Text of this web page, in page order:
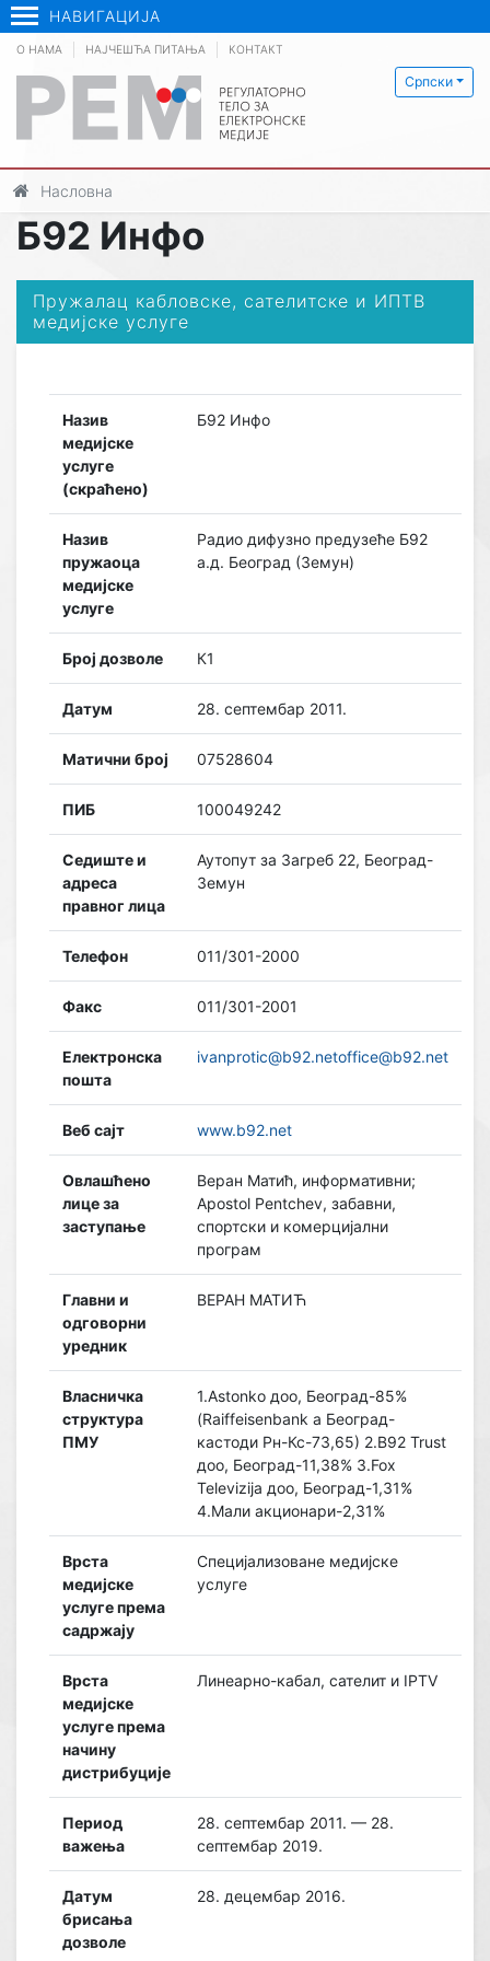
НАВИГАЦИЈА
Српски
О НАМА НАЈЧЕШЋА ПИТАЊА КОНТАКТ
Насловна
Б92 Инфо
Пружалац кабловске, сателитске и ИПТВ
медијске услуге
Назив
медијске
услуге
(скраћено)
Б92 Инфо
Назив
пружаоца
медијске
услуге
Радио дифузно предузеће Б92
а.д. Београд (Земун)
Број дозволе К1
Датум 28. септембар 2011.
Матични број 07528604
ПИБ 100049242
Седиште и
адреса
правног лица
Аутопут за Загреб 22, Београд-
Земун
Телефон 011/301-2000
Факс 011/301-2001
Електронска
пошта
ivanprotic@b92.netoffice@b92.net
Веб сајт www.b92.net
Овлашћено
лице за
заступање
Веран Матић, информативни;
Apostol Pentchev, забавни,
спортски и комерцијални
програм
Главни и
одговорни
уредник
ВЕРАН МАТИЋ
Власничка
структура
ПМУ
1.Astonko доо, Београд-85%
(Raiffeisenbank а Београд-
кастоди Рн-Кс-73,65) 2.B92 Trust
доо, Београд-11,38% 3.Fox
Televizija доо, Београд-1,31%
4.Мали акционари-2,31%
Врста
медијске
услуге према
садржају
Специјализоване медијске
услуге
Врста
медијске
услуге према
начину
дистрибуције
Линеарно-кабал, сателит и IPTV
Период
важења
28. септембар 2011. — 28.
септембар 2019.
Датум
брисања
дозволе
28. децембар 2016.